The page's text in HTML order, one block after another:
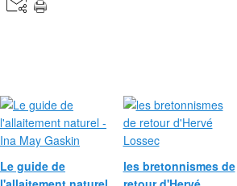
Le guide de
les bretonnismes de